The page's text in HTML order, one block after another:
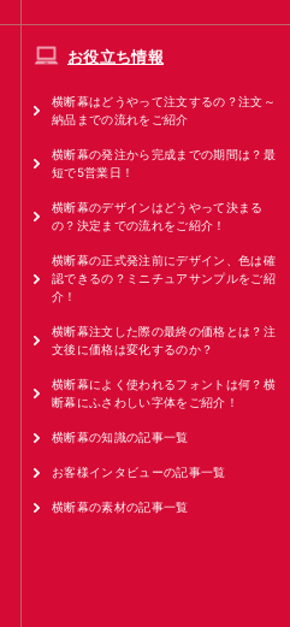
お役立ち情報
横断幕はどうやって注文するの？注文～
納品までの流れをご紹介
横断幕の発注から完成までの期間は？最
短で5営業日！
横断幕のデザインはどうやって決まる
の？決定までの流れをご紹介！
横断幕の正式発注前にデザイン、色は確
認できるの？ミニチュアサンプルをご紹
介！
横断幕注文した際の最終の価格とは？注
文後に価格は変化するのか？
横断幕によく使われるフォントは何？横
断幕にふさわしい字体をご紹介！
横断幕の知識の記事一覧
お客様インタビューの記事一覧
横断幕の素材の記事一覧